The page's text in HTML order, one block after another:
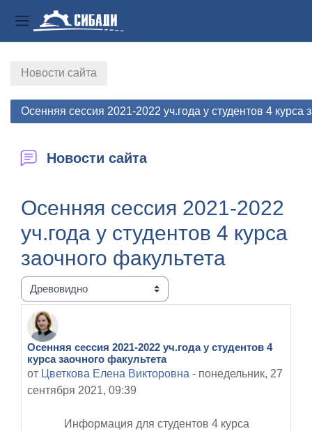
Боковая панель
Новости сайта
Осенняя сессия 2021-2022 уч.года у студентов 4 курса
Новости сайта
Осенняя сессия 2021-2022
уч.года у студентов 4 курса
заочного факультета
Режим отображения
Осенняя сессия 2021-2022 уч.года у студентов 4
курса заочного факультета
от Цветкова Елена Викторовна - понедельник, 27
сентября 2021, 09:39
Количество ответов: 0
Информация для студентов 4 курса